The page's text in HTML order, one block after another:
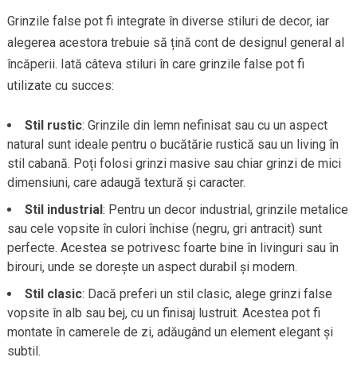
Grinzile false pot fi integrate în diverse stiluri de decor, iar
alegerea acestora trebuie să țină cont de designul general al
încăperii. Iată câteva stiluri în care grinzile false pot fi
utilizate cu succes:
Stil rustic: Grinzile din lemn nefinisat sau cu un aspect
natural sunt ideale pentru o bucătărie rustică sau un living în
stil cabană. Poți folosi grinzi masive sau chiar grinzi de mici
dimensiuni, care adaugă textură și caracter.
Stil industrial: Pentru un decor industrial, grinzile metalice
sau cele vopsite în culori închise (negru, gri antracit) sunt
perfecte. Acestea se potrivesc foarte bine în livinguri sau în
birouri, unde se dorește un aspect durabil și modern.
Stil clasic: Dacă preferi un stil clasic, alege grinzi false
vopsite în alb sau bej, cu un finisaj lustruit. Acestea pot fi
montate în camerele de zi, adăugând un element elegant și
subtil.